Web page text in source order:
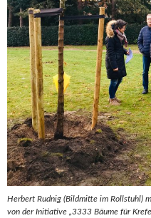
Herbert Rudnig (Bildmitte im Rollstuhl)
von der Initiative „3333 Bäume für